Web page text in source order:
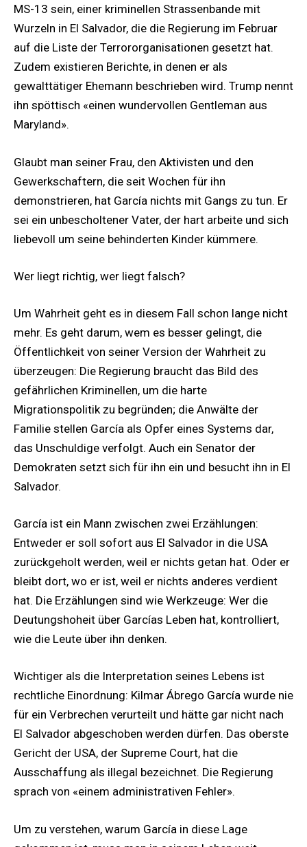
MS-13 sein, einer kriminellen Strassenbande mit
Wurzeln in El Salvador, die die Regierung im Februar
auf die Liste der Terrororganisationen gesetzt hat.
Zudem existieren Berichte, in denen er als
gewalttätiger Ehemann beschrieben wird. Trump nennt
ihn spöttisch «einen wundervollen Gentleman aus
Maryland».
Glaubt man seiner Frau, den Aktivisten und den
Gewerkschaftern, die seit Wochen für ihn
demonstrieren, hat García nichts mit Gangs zu tun. Er
sei ein unbescholtener Vater, der hart arbeite und sich
liebevoll um seine behinderten Kinder kümmere.
Wer liegt richtig, wer liegt falsch?
Um Wahrheit geht es in diesem Fall schon lange nicht
mehr. Es geht darum, wem es besser gelingt, die
Öffentlichkeit von seiner Version der Wahrheit zu
überzeugen: Die Regierung braucht das Bild des
gefährlichen Kriminellen, um die harte
Migrationspolitik zu begründen; die Anwälte der
Familie stellen García als Opfer eines Systems dar,
das Unschuldige verfolgt. Auch ein Senator der
Demokraten setzt sich für ihn ein und besucht ihn in El
Salvador.
García ist ein Mann zwischen zwei Erzählungen:
Entweder er soll sofort aus El Salvador in die USA
zurückgeholt werden, weil er nichts getan hat. Oder er
bleibt dort, wo er ist, weil er nichts anderes verdient
hat. Die Erzählungen sind wie Werkzeuge: Wer die
Deutungshoheit über Garcías Leben hat, kontrolliert,
wie die Leute über ihn denken.
Wichtiger als die Interpretation seines Lebens ist
rechtliche Einordnung: Kilmar Ábrego García wurde nie
für ein Verbrechen verurteilt und hätte gar nicht nach
El Salvador abgeschoben werden dürfen. Das oberste
Gericht der USA, der Supreme Court, hat die
Ausschaffung als illegal bezeichnet. Die Regierung
sprach von «einem administrativen Fehler».
Um zu verstehen, warum García in diese Lage